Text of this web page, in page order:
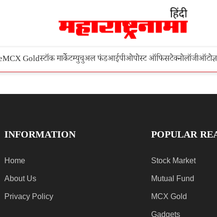
MCX Goldस्टॉक मार्केटम्युचुअल फंडआईपीओपोस्ट ऑफिसटेक्नोलॉजीऑटो
INFORMATION
Home
About Us
Privacy Policy
POPULAR
Stock Market
Mutual Fund
MCX Gold
Gadgets